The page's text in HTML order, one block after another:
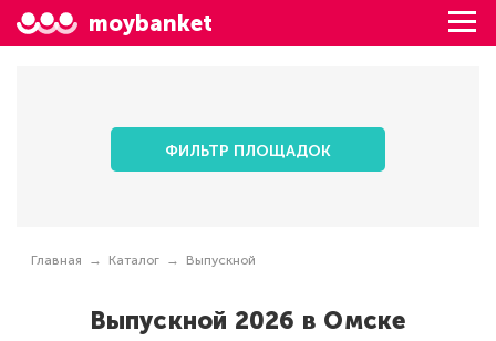
moybanket
ФИЛЬТР ПЛОЩАДОК
Главная Каталог Выпускной
Выпускной 2026 в Омске